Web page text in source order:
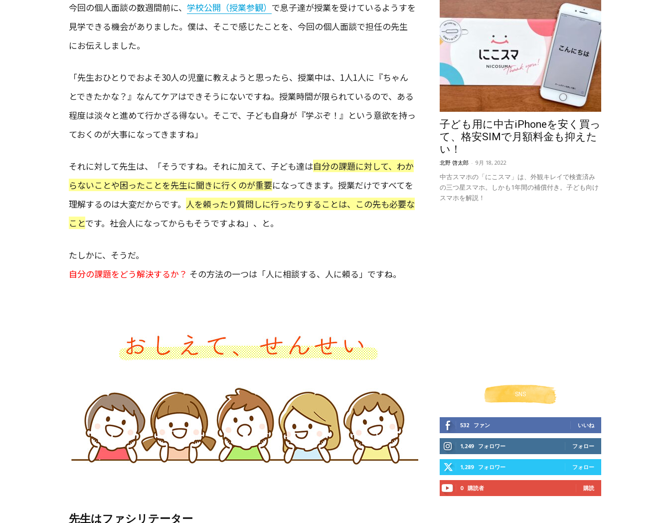
今回の個人面談の数週間前に、 学校公開（授業参観） で息子達が授業を受けているようすを
見学できる機会がありました。僕は、そこで感じたことを、今回の個人面談で担任の先生
にお伝えしました。
「先生おひとりでおよそ30人の児童に教えようと思ったら、授業中は、1人1人に『ちゃん
とできたかな？』なんてケアはできそうにないですね。授業時間が限られているので、ある
程度は淡々と進めて行かざる得ない。そこで、子ども自身が『学ぶぞ！』という意欲を持っ
ておくのが大事になってきますね」
それに対して先生は、「そうですね。それに加えて、子ども達は自分の課題に対して、わか
らないことや困ったことを先生に聞きに行くのが重要になってきます。授業だけですべてを
理解するのは大変だからです。 人を頼ったり質問しに行ったりすることは、この先も必要な
ことです。社会人になってからもそうですよね」、と。
たしかに、そうだ。
自分の課題をどう解決するか？ その方法の一つは「人に相談する、人に頼る」ですね。
先生はファシリテーター
子ども用に中古iPhoneを安く買っ
て、格安SIMで月額料金も抑えた
い！
北野 啓太郎 - 9月 18, 2022
中古スマホの「にこスマ」は、外観キレイで検査済み
の三つ星スマホ。しかも1年間の補償付き。子ども向け
スマホを解説！
SNS
532 ファン いいね
1,249 フォロワー フォロー
1,289 フォロワー フォロー
0 購読者 購読